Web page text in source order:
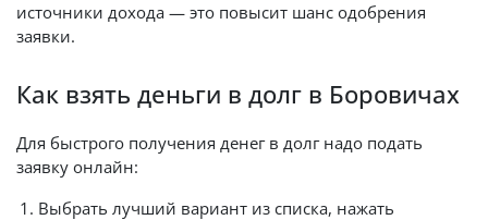
источники дохода — это повысит шанс одобрения
заявки.
Как взять деньги в долг в Боровичах
Для быстрого получения денег в долг надо подать
заявку онлайн:
Выбрать лучший вариант из списка, нажать